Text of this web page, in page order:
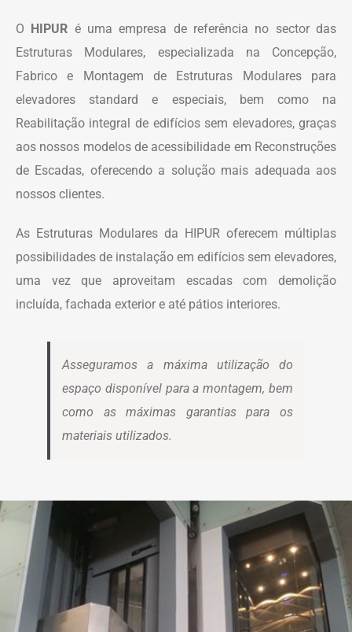
O HIPUR é uma empresa de referência no sector das
Estruturas Modulares, especializada na Concepção,
Fabrico e Montagem de Estruturas Modulares para
elevadores standard e especiais, bem como na
Reabilitação integral de edifícios sem elevadores, graças
aos nossos modelos de acessibilidade em Reconstruções
de Escadas, oferecendo a solução mais adequada aos
nossos clientes.
As Estruturas Modulares da HIPUR oferecem múltiplas
possibilidades de instalação em edifícios sem elevadores,
uma vez que aproveitam escadas com demolição
incluída, fachada exterior e até pátios interiores.
Asseguramos a máxima utilização do
espaço disponível para a montagem, bem
como as máximas garantias para os
materiais utilizados.